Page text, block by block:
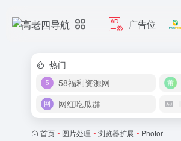
广告位
热门
58福利资源网
网红吃瓜群
首页 • 图片处理 • 浏览器扩展 • Photor